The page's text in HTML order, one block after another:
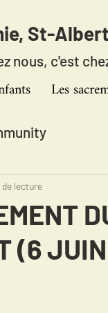
nous, c'est
St-
Les
(6
de lecture